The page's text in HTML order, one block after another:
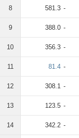
8 581.3 -
9 388.0 -
10 356.3 -
11 81.4 -
12 308.1 -
13 123.5 -
14 342.2 -